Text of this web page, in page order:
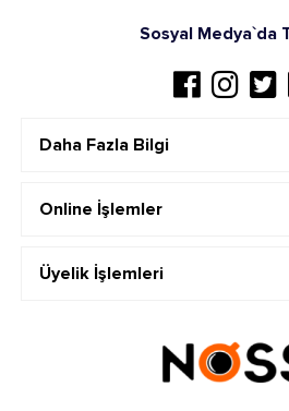
Sosyal Medya`da
Daha Fazla Bilgi
Online İşlemler
Üyelik İşlemleri